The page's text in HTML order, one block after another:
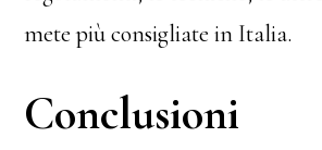
mete più consigliate in Italia.
Conclusioni